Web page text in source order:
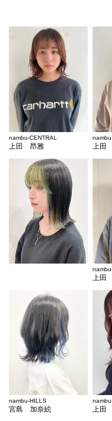
nambu-CENTRAL
上田 昂雅 上
上田
nambu-HILLS
宮島 加奈絵 上田